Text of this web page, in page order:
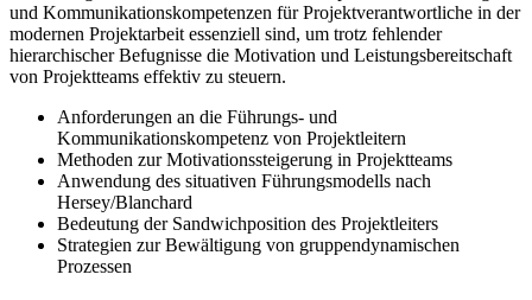
und Kommunikationskompetenzen für Projektverantwortliche in der
modernen Projektarbeit essenziell sind, um trotz fehlender
hierarchischer Befugnisse die Motivation und Leistungsbereitschaft
von Projektteams effektiv zu steuern.
Anforderungen an die Führungs- und
Kommunikationskompetenz von Projektleitern
Methoden zur Motivationssteigerung in Projektteams
Anwendung des situativen Führungsmodells nach
Hersey/Blanchard
Bedeutung der Sandwichposition des Projektleiters
Strategien zur Bewältigung von gruppendynamischen
Prozessen